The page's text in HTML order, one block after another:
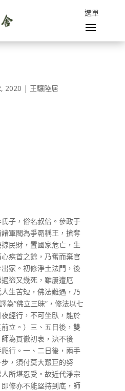
2020 | 王驤陸居
子，俗名叔倍。參政于
軍閥為爭霸稱王，搶奪
民財，置國家危亡，生
疾首之餘，乃奮而棄官
家。初修淨土法門，後
盜又幾死，雖屢遭厄
生苦短，佛法難遇，乃
為“佛立三昧”，修法以七
經行，不可坐臥，能於
立。）三、五日後，雙
為貫徹初衷，決不後
行。一、二日後，兩手
，須付莫大艱巨的努
所堪忍受。故近代淨宗
修亦不能堅持到底，師